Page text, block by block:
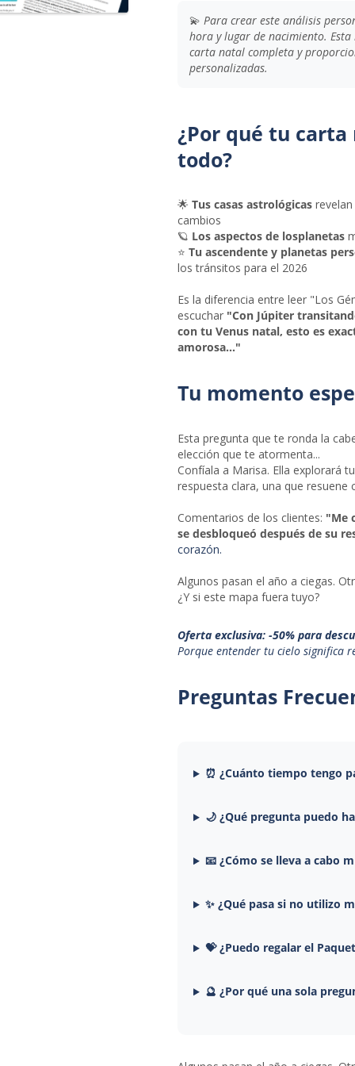
💫 Para crear este análisis
hora y lugar de nacimiento.
carta natal completa y
personalizadas.
¿Por qué tu
todo?
🌟 Tus casas astrológicas
cambios
🪐 Los aspectos de losplanetas
⭐ Tu ascendente y planetas
los tránsitos para el 2026
Es la diferencia entre leer "Los
escuchar "Con Júpiter
con tu Venus natal, esto es
amorosa..."
Tu momento
Esta pregunta que te ronda la
elección que te atormenta...
Confíala a Marisa. Ella explorará
respuesta clara, una que resuene
Comentarios de los clientes: "Me
se desbloqueó después de su
corazón.
Algunos pasan el año a ciegas.
¿Y si este mapa fuera tuyo?
Oferta exclusiva: -50% para
Porque entender tu cielo significa
Preguntas
⏰ ¿Cuánto tiempo tengo
🌙 ¿Qué pregunta puedo
📧 ¿Cómo se lleva a cabo
✨ ¿Qué pasa si no utilizo
💝 ¿Puedo regalar el
🔮 ¿Por qué una sola